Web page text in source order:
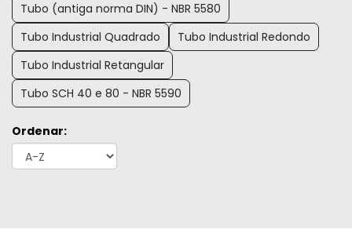
Tubo (antiga norma DIN) - NBR 5580
Tubo Industrial Quadrado
Tubo Industrial Redondo
Tubo Industrial Retangular
Tubo SCH 40 e 80 - NBR 5590
Ordenar: